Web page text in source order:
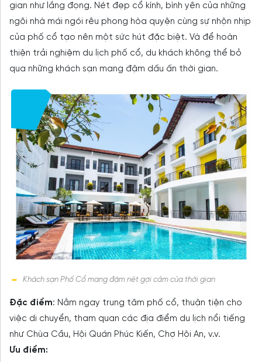
gian như lắng đọng. Nét đẹp cổ kính, bình yên của những
ngôi nhà mái ngói rêu phong hòa quyện cùng sự nhộn nhịp
của phố cổ tạo nên một sức hút đặc biệt. Và để hoàn
thiện trải nghiệm du lịch phố cổ, du khách không thể bỏ
qua những khách sạn mang đậm dấu ấn thời gian.
Khách sạn Phố Cổ mang đậm nét gợi cảm của thời gian
Đặc điểm: Nằm ngay trung tâm phố cổ, thuận tiện cho
việc di chuyển, tham quan các địa điểm du lịch nổi tiếng
như Chùa Cầu, Hội Quán Phúc Kiến, Chợ Hội An, v.v.
Ưu điểm: